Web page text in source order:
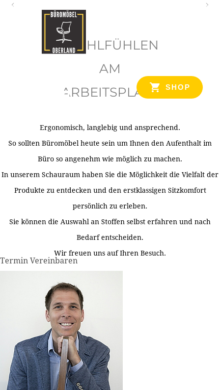
SHOP
WOHLFÜHLEN
AM
ARBEITSPLATZ
Ergonomisch, langlebig und ansprechend.
So sollten Büromöbel heute sein um Ihnen den Aufenthalt im
Büro so angenehm wie möglich zu machen.
In unserem Schauraum haben Sie die Möglichkeit die Vielfalt der
Produkte zu entdecken und den erstklassigen Sitzkomfort
persönlich zu erleben.
Sie können die Auswahl an Stoffen selbst erfahren und nach
Bedarf entscheiden.
Wir freuen uns auf Ihren Besuch.
Termin Vereinbaren